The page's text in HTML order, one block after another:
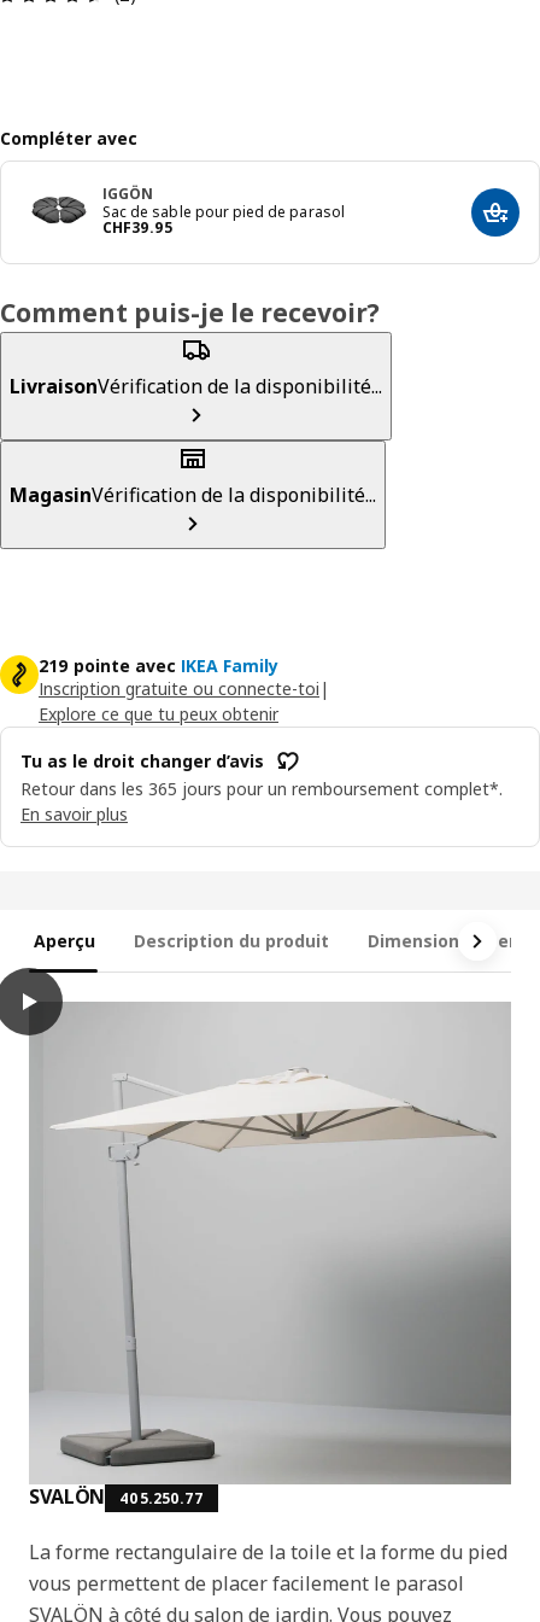
Compléter avec
IGGÖN
Sac de sable pour pied de parasol
CHF39.95
Prix CHF 39.95 Dans
Comment puis-je le recevoir?
LivraisonVérification de la disponibilité...
MagasinVérification de la disponibilité...
219 pointe avec IKEA Family
Inscription gratuite ou connecte-toi |
Explore ce que tu peux obtenir
Tu as le droit changer d’avis
Retour dans les 365 jours pour un remboursement complet*.
En savoir plus
Aperçu Description du produit Dimensions et
SVALÖN 405.250.77
La forme rectangulaire de la toile et la forme du pied
vous permettent de placer facilement le parasol
SVALÖN à côté du salon de jardin. Vous pouvez
play
SVALÖN Parasol déporté, beige-gris clair, 300x200 cm